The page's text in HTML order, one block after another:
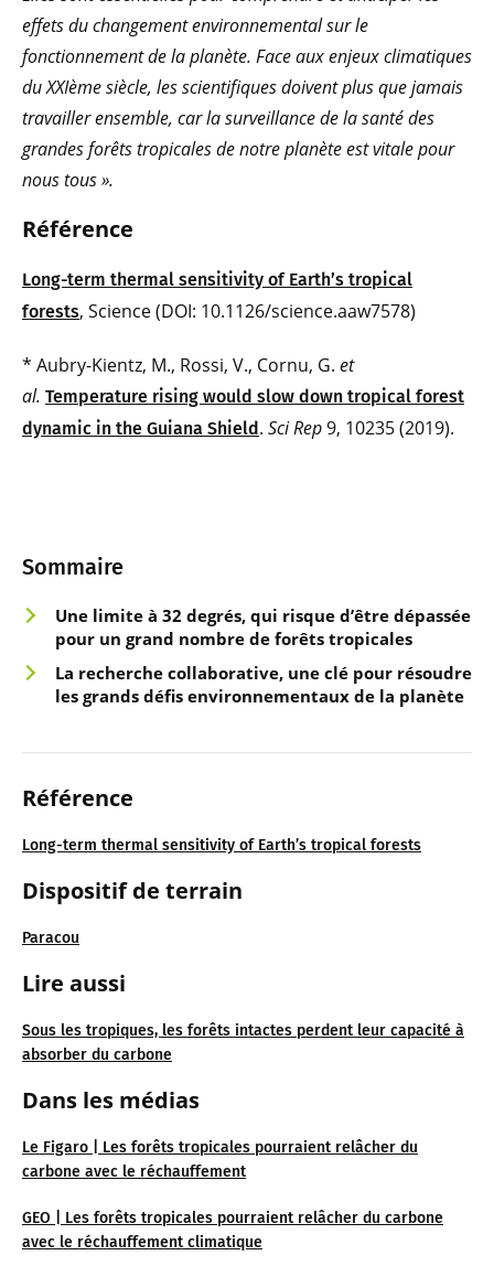
Sommaire
Une limite à 32 degrés, qui risque d’être dépassée
pour un grand nombre de forêts tropicales
La recherche collaborative, une clé pour résoudre
les grands défis environnementaux de la planète
Référence
Long-term thermal sensitivity of Earth’s tropical forests
Dispositif de terrain
Paracou
Lire aussi
Sous les tropiques, les forêts intactes perdent leur capacité à
absorber du carbone
Dans les médias
Le Figaro | Les forêts tropicales pourraient relâcher du
carbone avec le réchauffement
GEO | Les forêts tropicales pourraient relâcher du carbone
avec le réchauffement climatique
effets du changement environnemental sur le
fonctionnement de la planète. Face aux enjeux climatiques
du XXIème siècle, les scientifiques doivent plus que jamais
travailler ensemble, car la surveillance de la santé des
grandes forêts tropicales de notre planète est vitale pour
nous tous ».
Référence
Long-term thermal sensitivity of Earth’s tropical
forests, Science (DOI: 10.1126/science.aaw7578)
* Aubry-Kientz, M., Rossi, V., Cornu, G. et
al. Temperature rising would slow down tropical forest
dynamic in the Guiana Shield. Sci Rep9, 10235 (2019).